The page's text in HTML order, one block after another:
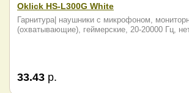
Oklick HS-L300G White
Гарнитура| наушники с микрофоном,
(охватывающие), геймерские, 20-20000 Гц,
33.43 р.